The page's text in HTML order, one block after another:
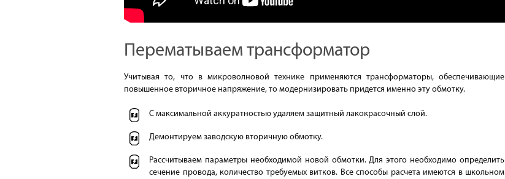
Перематываем трансформатор
Учитывая то, что в микроволновой технике применяются трансформаторы, обеспечивающие
повышенное вторичное напряжение, то модернизировать придется именно эту обмотку.
С максимальной аккуратностью удаляем защитный лакокрасочный слой.
Демонтируем заводскую вторичную обмотку.
Рассчитываем параметры необходимой новой обмотки. Для этого необходимо определить
сечение провода, количество требуемых витков. Все способы расчета имеются в школьном